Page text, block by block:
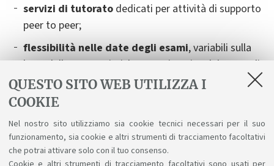
QUESTO SITO WEB UTILIZZA I
COOKIE
Nel nostro sito utilizziamo sia cookie tecnici necessari per il suo
funzionamento, sia cookie e altri strumenti di tracciamento facoltativi
che potrai attivare solo con il tuo consenso.
servizi di tutorato dedicati per attività di supporto
peer to peer;
flessibilità nelle date degli esami,variabili sulla
base delle caratteristiche organizzative del Corso di
Studio. Dovrai contattare il docente titolare
dell’insegnamento almeno 14 giorni prima della
necessarie. Verranno indicate delle possibilità
alternative e ti saranno suggerite le soluzioni